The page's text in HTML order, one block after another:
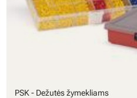
PSK - Dežutės žymekliams